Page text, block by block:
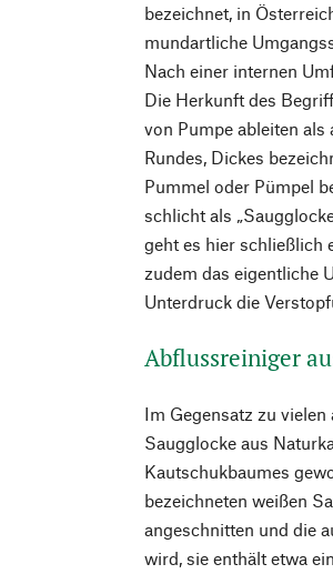
bezeichnet, in
mundartliche
Nach einer internen
Die Herkunft des
von Pumpe ableiten
Rundes, Dickes
Pummel oder Pümpel
schlicht als
geht es hier schließlich
zudem das eigentliche
Unterdruck die
Abflussreiniger
Im Gegensatz zu
Saugglocke aus
Kautschukbaumes
bezeichneten weißen
angeschnitten und die
wird, sie enthält etwa